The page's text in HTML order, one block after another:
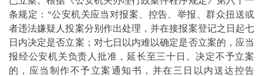
条规定：“公安机关应当对报案、控告、举报、群众扭送或
者违法嫌疑人投案分别作出处理，并在接报案登记之日起七
日内决定是否立案；对七日以内难以确定是否立案的，应当
报经公安机关负责人批准，延长至三十日。决定不予立案
的，应当制作不予立案通知书，并在三日以内送达控告